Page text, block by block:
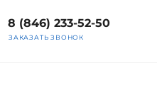
8 (846) 233-52-50
ЗАКАЗАТЬ ЗВОНОК